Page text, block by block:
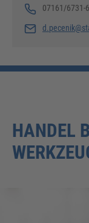
07161/6731-
HANDEL